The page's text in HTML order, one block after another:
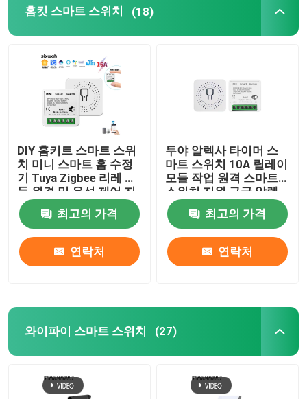
스마트 보안 잠금
스마트 서킷 브레이커
스마트 모니터 카메라
지그비 게이트웨이
지그비 게이트웨이
홈킷 스마트 스위치 (18)
DIY 홈키트 스마트 스위
치 미니 스마트 홈 수정
기 Tuya Zigbee 리레 모
듈 원격 및 음성 제어 지
원 설치가 쉽습니다
최고의 가격
연락처
투야 알렉사 타이머 스
마트 스위치 10A 릴레이
모듈 작업 원격 스마트
스위치 지원 구글 알렉
사 음성 제어 설치가 쉽
습니다 최고의 가격
연락처
와이파이 스마트 스위치 (27)